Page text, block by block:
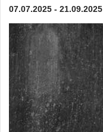
07.07.2025 - 21.09.2025